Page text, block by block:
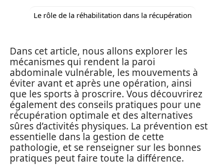
Le rôle de la réhabilitation dans la récupération
Dans cet article, nous allons explorer les
mécanismes qui rendent la paroi
abdominale vulnérable, les mouvements à
éviter avant et après une opération, ainsi
que les sports à proscrire. Vous découvrirez
également des conseils pratiques pour une
récupération optimale et des alternatives
sûres d’activités physiques. La prévention est
essentielle dans la gestion de cette
pathologie, et se renseigner sur les bonnes
pratiques peut faire toute la différence.